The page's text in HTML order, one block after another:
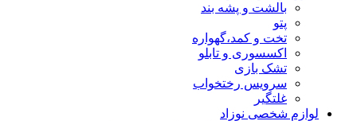
بالشت و پشه بند
پتو
تخت و کمد،گهواره
اکسسوری و تابلو
تشک بازی
سرویس رختخواب
غلتگیر
لوازم شخصی نوزاد